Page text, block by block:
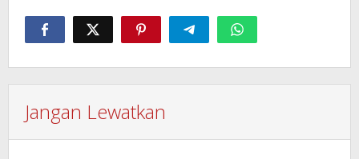
Jangan Lewatkan